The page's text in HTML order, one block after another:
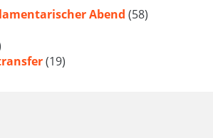
Abend (58)
(19)